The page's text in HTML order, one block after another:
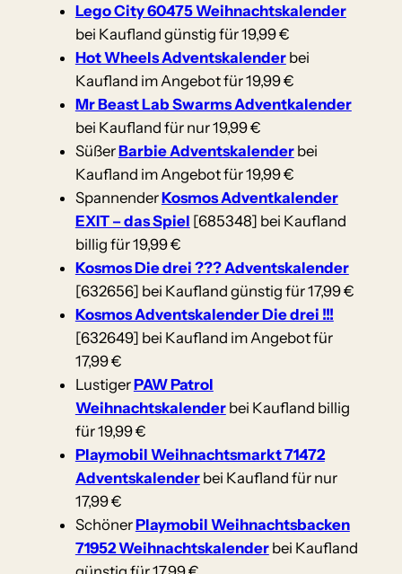
Lego City 60475 Weihnachtskalender
bei Kaufland günstig für 19,99 €
Hot Wheels Adventskalenderbei
Kaufland im Angebot für 19,99 €
Mr Beast Lab Swarms Adventkalender
bei Kaufland für nur 19,99 €
SüßerBarbie Adventskalenderbei
Kaufland im Angebot für 19,99 €
SpannenderKosmos Adventkalender
EXIT – das Spiel [685348] bei Kaufland
billig für 19,99 €
Kosmos Die drei ??? Adventskalender
[632656] bei Kaufland günstig für 17,99 €
Kosmos Adventskalender Die drei !!!
[632649] bei Kaufland im Angebot für
17,99 €
LustigerPAW Patrol
Weihnachtskalenderbei Kaufland billig
für 19,99 €
Playmobil Weihnachtsmarkt 71472
Adventskalenderbei Kaufland für nur
17,99 €
SchönerPlaymobil Weihnachtsbacken
71952 Weihnachtskalenderbei Kaufland